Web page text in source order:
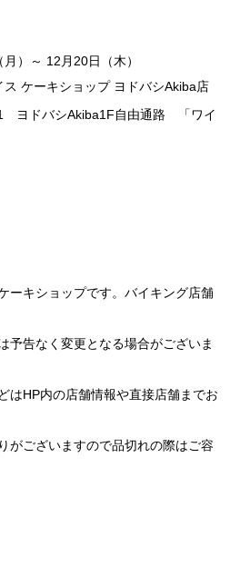
）～ 12月20日（木）
ケーキショップ ヨドバシAkiba店
ヨドバシAkiba1F自由通路 「ワイ
ーキショップです。バイキング店舗
予告なく変更となる場合がございま
はHP内の店舗情報や直接店舗までお
がございますので品切れの際はご容